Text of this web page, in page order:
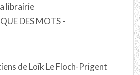
librairie
DES MOTS -
de Loïk Le Floch-Prigent